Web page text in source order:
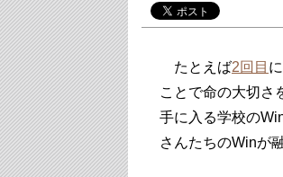
たとえば2回目
ことで命の大切さ
手に入る学校の
さんたちのWinが